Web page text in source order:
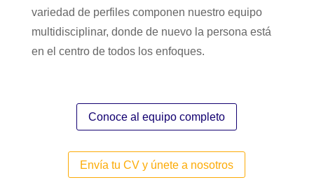
variedad de perfiles componen nuestro equipo
multidisciplinar, donde de nuevo la persona está
en el centro de todos los enfoques.
Conoce al equipo completo
Envía tu CV y únete a nosotros